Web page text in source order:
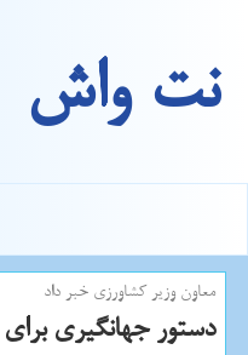
نت واش
معاون وزیر كشاورزی خبر داد
دستور جهانگیری